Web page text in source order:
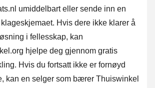
umiddelbart eller sende inn en
Hvis dere ikke klarer å
i fellesskap, kan
hjelpe deg gjennom gratis
Hvis du fortsatt ikke er fornøyd
kan en selger som bærer Thuiswinkel